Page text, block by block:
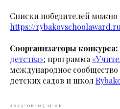
Списки победителей можно
https://
Соорганизаторы конкурса:
детства»; программа
международное сообщество
детских садов и школ
2023-06-07 11:06